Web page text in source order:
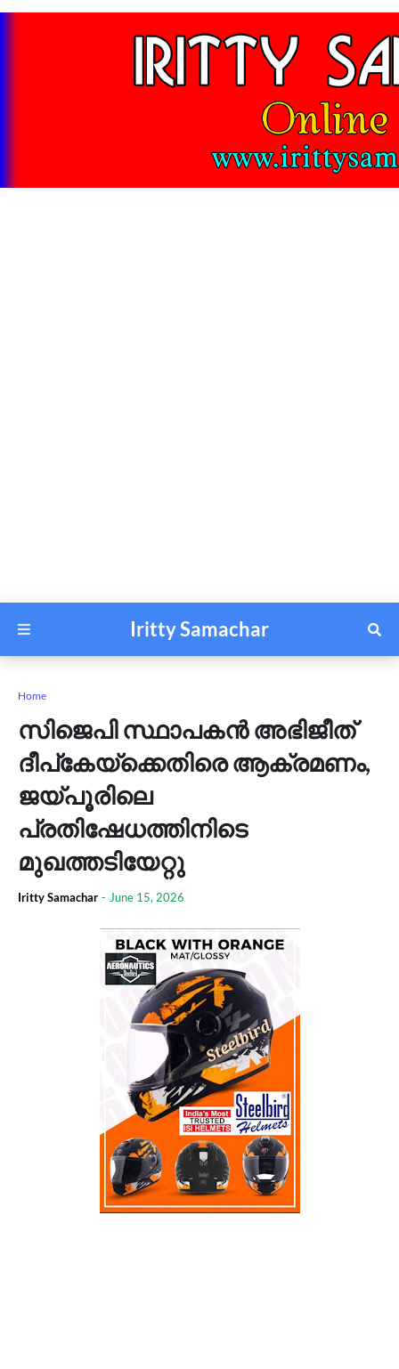
Iritty Samachar
Home
സിജെപി സ്ഥാപകൻ അഭിജീത്
ദീപ്കേയ്ക്കെതിരെ ആക്രമണം,
ജയ്പൂരിലെ
പ്രതിഷേധത്തിനിടെ
മുഖത്തടിയേറ്റു
Iritty Samachar - June 15, 2026